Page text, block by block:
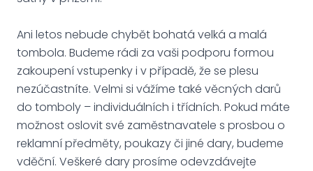
Ani letos nebude chybět bohatá velká a malá
tombola. Budeme rádi za vaši podporu formou
zakoupení vstupenky i v případě, že se plesu
nezúčastníte. Velmi si vážíme také věcných darů
do tomboly – individuálních i třídních. Pokud máte
možnost oslovit své zaměstnavatele s prosbou o
reklamní předměty, poukazy či jiné dary, budeme
vděční. Veškeré dary prosíme odevzdávejte